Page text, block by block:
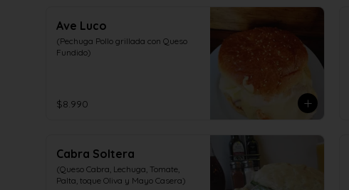
Ave Luco
(Pechuga Pollo grillada con Queso
Fundido)
$8.990
Cabra Soltera
(Queso Cabra, Lechuga, Tomate,
Palta, toque Oliva y Mayo Casera)